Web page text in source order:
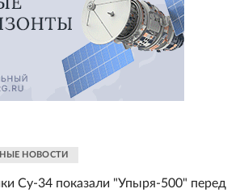
НОВОСТИ
Су-34 показали "Упыря-500" перед